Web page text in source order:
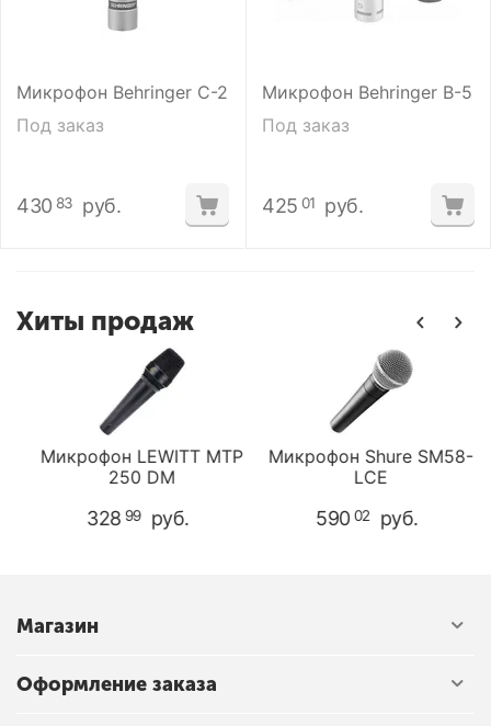
Микрофон Behringer C-2
Под заказ
430 83 руб.
Микрофон Behringer B-5
Под заказ
425 01 руб.
Хиты продаж
Микрофон LEWITT MTP
250 DM
32899 руб.
Микрофон Shure SM58-
LCЕ
59002 руб.
Магазин
Оформление заказа